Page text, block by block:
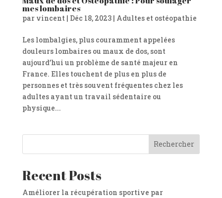
mes lombaires
par vincent | Déc 18, 2023| Adultes et ostéopathie
Les lombalgies, plus couramment appelées
douleurs lombaires ou maux de dos, sont
aujourd’hui un problème de santé majeur en
France. Elles touchent de plus en plus de
personnes et très souvent fréquentes chez les
adultes ayant un travail sédentaire ou
physique...
Rechercher
Recent Posts
Améliorer la récupération sportive par